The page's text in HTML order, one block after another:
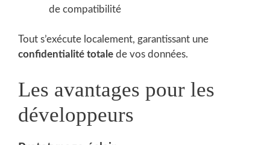
de compatibilité
Tout s’exécute localement, garantissant une
confidentialité totale de vos données.
Les avantages pour les
développeurs